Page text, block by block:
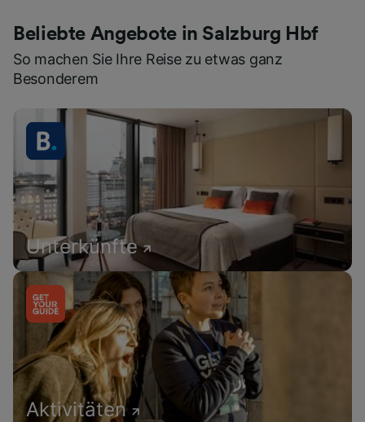
Beliebte Angebote in Salzburg Hbf
So machen Sie Ihre Reise zu etwas ganz
Besonderem
Unterkünfte
Aktivitäten